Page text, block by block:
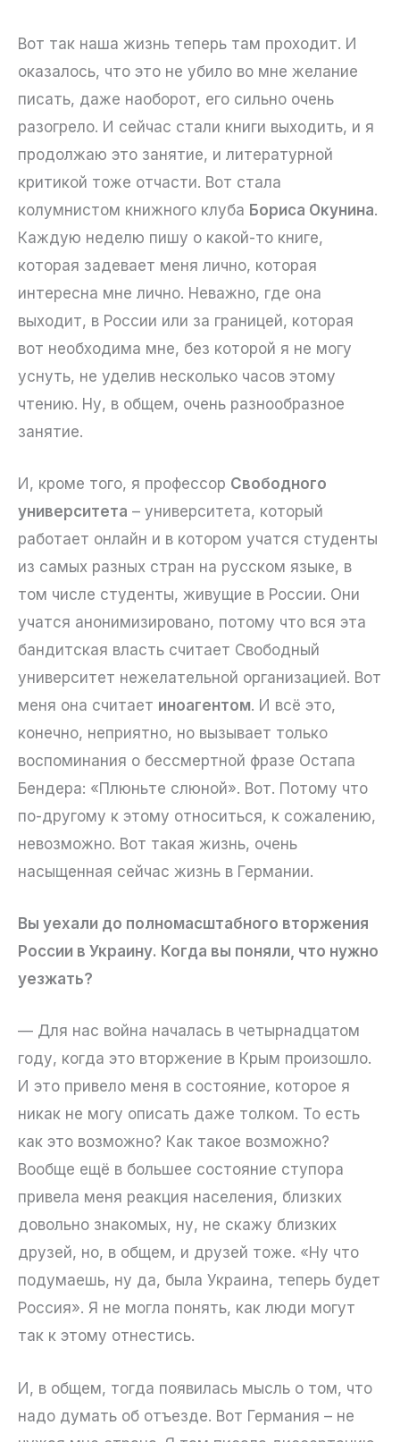
Вот так наша жизнь теперь там проходит. И
оказалось, что это не убило во мне желание
писать, даже наоборот, его сильно очень
разогрело. И сейчас стали книги выходить, и я
продолжаю это занятие, и литературной
критикой тоже отчасти. Вот стала
колумнистом книжного клуба Бориса Окунина.
Каждую неделю пишу о какой-то книге,
которая задевает меня лично, которая
интересна мне лично. Неважно, где она
выходит, в России или за границей, которая
вот необходима мне, без которой я не могу
уснуть, не уделив несколько часов этому
чтению. Ну, в общем, очень разнообразное
занятие.
И, кроме того, я профессор Свободного
университета – университета, который
работает онлайн и в котором учатся студенты
из самых разных стран на русском языке, в
том числе студенты, живущие в России. Они
учатся анонимизировано, потому что вся эта
бандитская власть считает Свободный
университет нежелательной организацией. Вот
меня она считает иноагентом. И всё это,
конечно, неприятно, но вызывает только
воспоминания о бессмертной фразе Остапа
Бендера: «Плюньте слюной». Вот. Потому что
по-другому к этому относиться, к сожалению,
невозможно. Вот такая жизнь, очень
насыщенная сейчас жизнь в Германии.
Вы уехали до полномасштабного вторжения
России в Украину. Когда вы поняли, что нужно
уезжать?
— Для нас война началась в четырнадцатом
году, когда это вторжение в Крым произошло.
И это привело меня в состояние, которое я
никак не могу описать даже толком. То есть
как это возможно? Как такое возможно?
Вообще ещё в большее состояние ступора
привела меня реакция населения, близких
довольно знакомых, ну, не скажу близких
друзей, но, в общем, и друзей тоже. «Ну что
подумаешь, ну да, была Украина, теперь будет
Россия». Я не могла понять, как люди могут
так к этому отнестись.
И, в общем, тогда появилась мысль о том, что
надо думать об отъезде. Вот Германия – не